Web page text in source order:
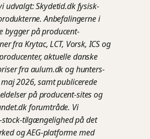
udvalgt: Skydetid.dk fysisk-
Anbefalingerne i
bygger på producent-
fra Krytac, LCT, Vorsk, ICS og
aktuelle danske
fra aulum.dk og hunters-
2026, samt publicerede
på producent-sites og
forumtråde. Vi
tilgængelighed på det
og AEG-platforme med